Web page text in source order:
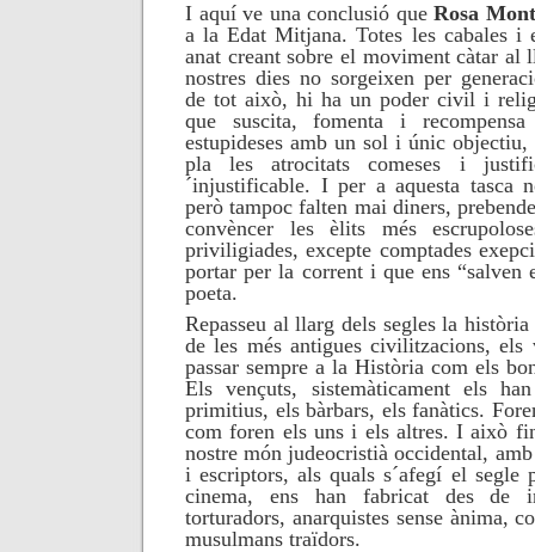
I aquí ve una conclusió queRosa
a la Edat Mitjana. Totes les cabales i
anat creant sobre el moviment càtar al
nostres dies no sorgeixen per
de tot això, hi ha un poder civil i
que suscita, fomenta i
estupideses amb un sol i únic objectiu,
pla les atrocitats comeses i
´injustificable. I per a aquesta tasca
però tampoc falten mai diners,
convèncer les èlits més
priviligiades, excepte comptades
portar per la corrent i que ens “salven
poeta.
Repasseu al llarg dels segles la
de les més antigues civilitzacions, els
passar sempre a la Història com els
Els vençuts, sistemàticament els
primitius, els bàrbars, els fanàtics.
com foren els uns i els altres. I això
nostre mónjudeocristià occidental,
i escriptors, als quals s´afegí el segle
cinema, ens han fabricat des de
torturadors, anarquistes sense ànima,
musulmans traïdors.